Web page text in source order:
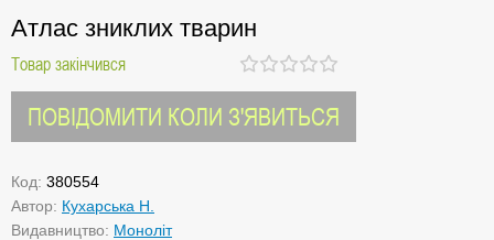
Атлас зниклих тварин
Товар закінчився
ПОВІДОМИТИ КОЛИ З'ЯВИТЬСЯ
Код: 380554
Автор: Кухарська Н.
Видавництво: Моноліт